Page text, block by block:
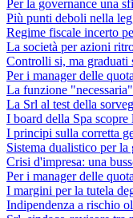
Per la governance una
Più punti deboli nella
Regime fiscale incerto
La società per azioni
Controlli si, ma graduati
Per i manager delle
La funzione
La Srl al test della
I board della Spa
I principi sulla corretta
Sistema dualistico per la
Crisi d'impresa: una
Per i manager delle
I margini per la tutela
Indipendenza a rischio